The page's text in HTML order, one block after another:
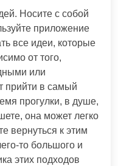
Носите с собой
приложение
все идеи, которые
от того,
или
прийти в самый
прогулки, в душе,
она может легко
вернуться к этим
то большого и
этих подходов